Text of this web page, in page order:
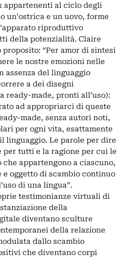
appartenenti al ciclo degli
un’ostrica e un uovo, forme
riproduttivo
della potenzialità. Claire
“Per amor di sintesi
le nostre emozioni nelle
assenza del linguaggio
a dei disegni
made, pronti all’uso):
ad appropriarci di queste
made, senza autori noti,
per ogni vita, esattamente
linguaggio. Le parole per dire
per tutti e la ragione per cui le
appartengono a ciascuno,
oggetto di scambio continuo
di una lingua”.
testimonianze virtuali di
della
diventano sculture
della relazione
dallo scambio
che diventano corpi